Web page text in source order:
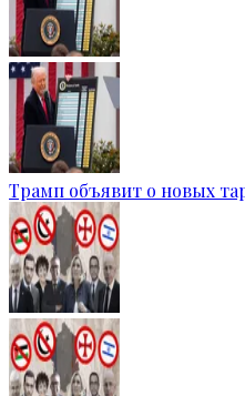
Трамп объявит о новых